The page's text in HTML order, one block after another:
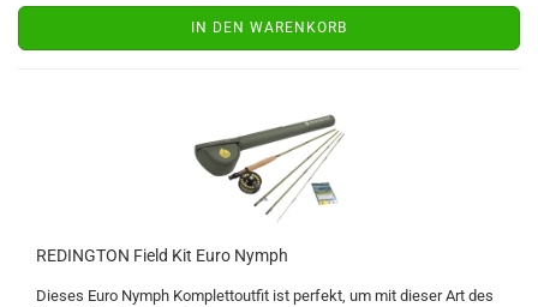
IN DEN WARENKORB
REDINGTON Field Kit Euro Nymph
Dieses Euro Nymph Komplettoutfit ist perfekt, um mit dieser Art des